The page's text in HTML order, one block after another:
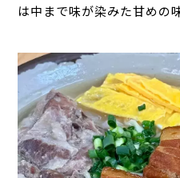
は中まで味が染みた甘めの